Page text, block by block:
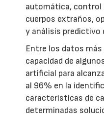
automática, control
cuerpos extraños,
y análisis predictivo
Entre los datos
capacidad de
artificial para
al 96% en la
características de
determinadas